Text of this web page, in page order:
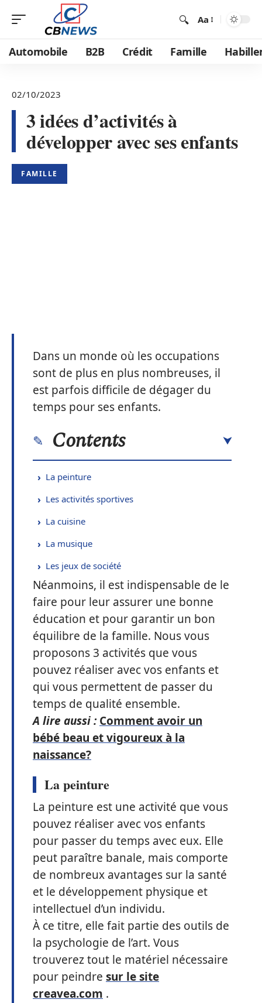
Aa
Automobile B2B Crédit Famille
02/10/2023
3 idées d’activités à
développer avec ses enfants
FAMILLE
Dans un monde où les occupations
sont de plus en plus nombreuses, il
est parfois difficile de dégager du
temps pour ses enfants.
Contents
La peinture
Les activités sportives
La cuisine
La musique
Les jeux de société
Néanmoins, il est indispensable de le
faire pour leur assurer une bonne
éducation et pour garantir un bon
équilibre de la famille. Nous vous
proposons 3 activités que vous
pouvez réaliser avec vos enfants et
qui vous permettent de passer du
temps de qualité ensemble.
A lire aussi : Comment avoir un
bébé beau et vigoureux à la
naissance?
La peinture
La peinture est une activité que vous
pouvez réaliser avec vos enfants
pour passer du temps avec eux. Elle
peut paraître banale, mais comporte
de nombreux avantages sur la santé
et le développement physique et
intellectuel d’un individu.
À ce titre, elle fait partie des outils de
la psychologie de l’art. Vous
trouverez tout le matériel nécessaire
pour peindre sur le site
creavea.com .